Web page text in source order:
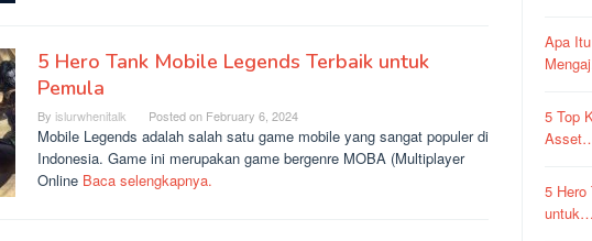
5 Hero Tank Mobile Legends Terbaik untuk
Pemula
By islurwhenitalk Posted on February 6, 2024
Mobile Legends adalah salah satu game mobile yang sangat populer di
Indonesia. Game ini merupakan game bergenre MOBA (Multiplayer
Online Baca selengkapnya.
Apa
5 Top
5 Hero
untuk…